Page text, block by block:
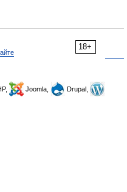
18+
Joomla,
Drupal,